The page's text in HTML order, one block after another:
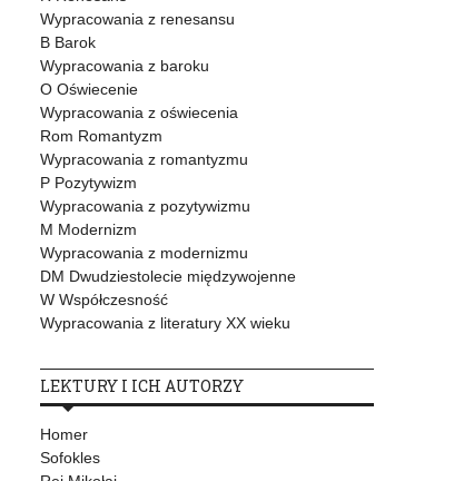
Wypracowania z renesansu
B Barok
Wypracowania z baroku
O Oświecenie
Wypracowania z oświecenia
Rom Romantyzm
Wypracowania z romantyzmu
P Pozytywizm
Wypracowania z pozytywizmu
M Modernizm
Wypracowania z modernizmu
DM Dwudziestolecie międzywojenne
W Współczesność
Wypracowania z literatury XX wieku
LEKTURY I ICH AUTORZY
Homer
Sofokles